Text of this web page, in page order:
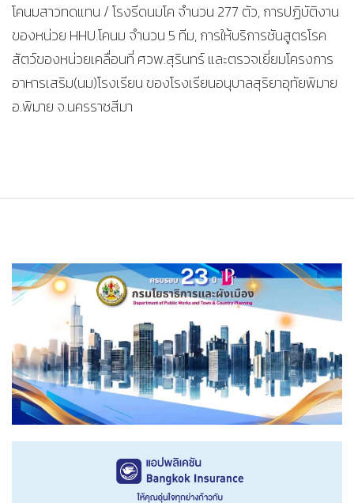
โคนมสาวทดแทน / โรงรีดนมโค จำนวน 277 ตัว, การปฏิบัติงาน
ของหน่วย HHU.โคนม จำนวน 5 ทีม, การให้บริการชันสูตรโรค
สัตว์ของหน่วยเคลื่อนที่ ศวพ.สุรินทร์ และตรวจเยี่ยมโครงการ
อาหารเสริม(นม)โรงเรียน ของโรงเรียนอนุบาลสุริยาอุทัยพิมาย
อ.พิมาย จ.นครราชสีมา